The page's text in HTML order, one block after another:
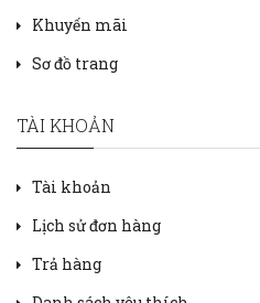
Khuyến mãi
Sơ đồ trang
TÀI KHOẢN
Tài khoản
Lịch sử đơn hàng
Trả hàng